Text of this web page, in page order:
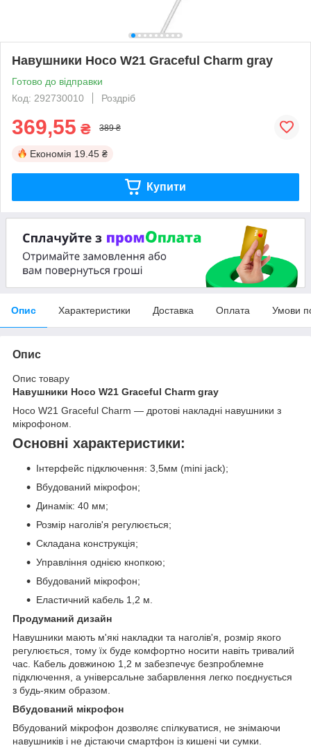
Навушники Hoco W21 Graceful Charm gray
Готово до відправки
Код: 292730010
Роздріб
369,55 ₴ 389 ₴
Економія 19.45 ₴
Купити
Опис Характеристики Доставка Оплата Умови
Опис
Опис товару
Навушники Hoco W21 Graceful Charm gray
Hoco W21 Graceful Charm — дротові накладні навушники з
мікрофоном.
Основні характеристики:
Інтерфейс підключення: 3,5мм (mini jack);
Вбудований мікрофон;
Динамік: 40 мм;
Розмір наголів'я регулюється;
Складана конструкція;
Управління однією кнопкою;
Вбудований мікрофон;
Еластичний кабель 1,2 м.
Продуманий дизайн
Навушники мають м'які накладки та наголів'я, розмір якого
регулюється, тому їх буде комфортно носити навіть тривалий
час. Кабель довжиною 1,2 м забезпечує безпроблемне
підключення, а універсальне забарвлення легко поєднується
з будь-яким образом.
Вбудований мікрофон
Вбудований мікрофон дозволяє спілкуватися, не знімаючи
навушників і не дістаючи смартфон із кишені чи сумки.